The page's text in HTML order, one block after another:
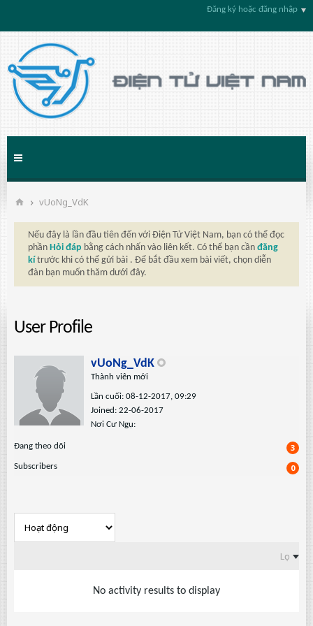
Đăng ký hoặc đăng nhập
vUoNg_VdK
Nếu đây là lần đầu tiên đến với Điện Tử Việt Nam, bạn có thể đọc
phần Hỏi đáp bằng cách nhấn vào liên kết. Có thể bạn cần đăng
kí trước khi có thể gửi bài . Để bắt đầu xem bài viết, chọn diễn
đàn bạn muốn thăm dưới đây.
User Profile
vUoNg_VdK
Thành viên mới
Lần cuối: 08-12-2017, 09:29
Joined: 22-06-2017
Nơi Cư Ngụ:
Ðang theo dõi 3
Subscribers 0
Lọc
No activity results to display